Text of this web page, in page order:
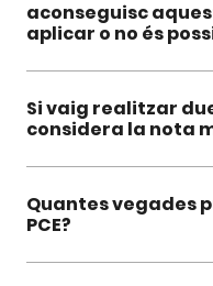
aconseguisc
aplicar o no és
Si vaig realitzar
considera la nota
Quantes vegades
PCE?